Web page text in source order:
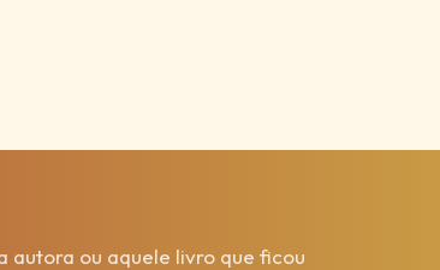
autora ou aquele livro que ficou